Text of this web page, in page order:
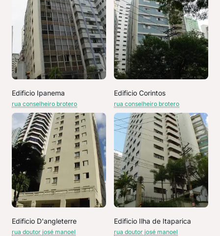
Edificio Ipanema
rua conselheiro brotero
Edificio Corintos
rua conselheiro brotero
Edificio D'angleterre
rua doutor josé manoel
Edificio Ilha de Itaparica
rua doutor josé manoel